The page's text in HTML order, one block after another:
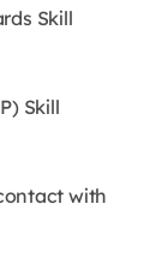
Skill
Skill
with